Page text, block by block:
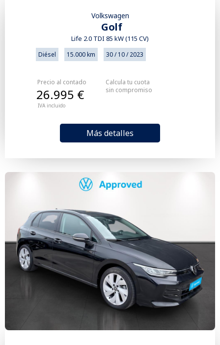
Volkswagen
Golf
Life 2.0 TDI 85 kW (115 CV)
Diésel 15.000 km 30 / 10 / 2023
Precio al contado
IVA incluido
26.995 €
Más detalles
Calcula tu cuota
sin compromiso